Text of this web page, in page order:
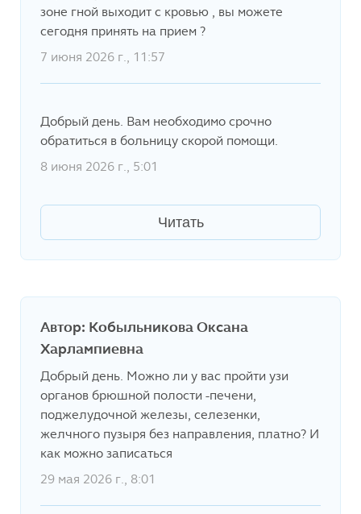
зоне гной выходит с кровью , вы можете
сегодня принять на прием ?
7 июня 2026 г., 11:57
Добрый день. Вам необходимо срочно
обратиться в больницу скорой помощи.
8 июня 2026 г., 5:01
Читать
Автор: Кобыльникова Оксана
Харлампиевна
Добрый день. Можно ли у вас пройти узи
органов брюшной полости -печени,
поджелудочной железы, селезенки,
желчного пузыря без направления, платно? И
как можно записаться
29 мая 2026 г., 8:01